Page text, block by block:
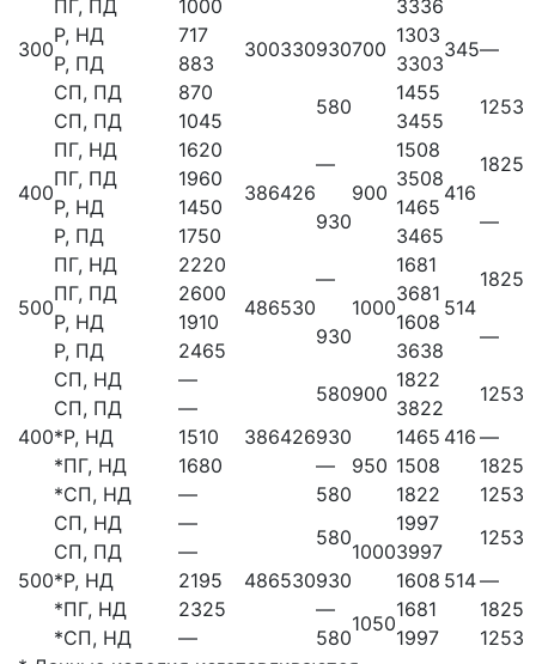
300 300330 700 345
ПГ, ПД 1000
3336
Р, НД
717
930
1303
—
Р, ПД 883
3303
СП, ПД
870
580
1455
1253
СП, ПД 1045 3455
400
ПГ, НД
1620
386426
—
900
1508
416
1825
ПГ, ПД 1960
3508
Р, НД
1450
930
1465
—
Р, ПД 1750 3465
500
ПГ, НД
2220
486530
—
1000
1681
514
1825
ПГ, ПД 2600
3681
Р, НД
1910
930
1608
—
Р, ПД 2465 3638
400
СП, НД —
386426
580900
1822
416
1253
СП, ПД —
3822
*Р, НД 1510
930
950
1465
—
*ПГ, НД 1680 — 1508
1825
*СП, НД — 580 1822 1253
500
СП, НД —
486530
580
1000
1997
514
1253
СП, ПД —
3997
*Р, НД 2195 930 1608
—
*ПГ, НД 2325 —
1050
1681
1825
*СП, НД — 580 1997
1253